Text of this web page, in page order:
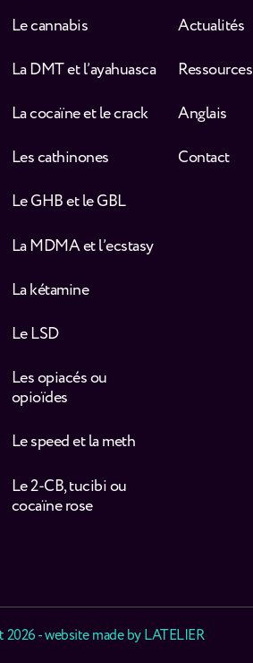
Le cannabis
La DMT et l’ayahuasca
La cocaïne et le crack
Les cathinones
Le GHB et le GBL
La MDMA et l’ecstasy
La kétamine
Le LSD
Les opiacés ou
opioïdes
Le speed et la meth
Le 2-CB, tucibi ou
cocaïne rose
Actualités
Ressources
Anglais
Contact
- website made byLATELIER